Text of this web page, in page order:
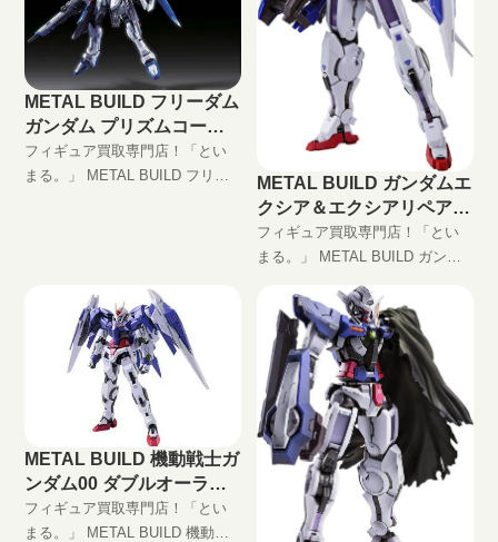
METAL BUILD フリーダム
ガンダム プリズムコート
Ver.の買取価格
フィギュア買取専門店！「とい
まる。」 METAL BUILD フリー
METAL BUILD ガンダムエ
クシア＆エクシアリペアIII
の買取価格
フィギュア買取専門店！「とい
まる。」 METAL BUILD ガンダ
価買取します！ 完全無料の宅配
買取でフィギュアをお買い取り
します！
METAL BUILD 機動戦士ガ
ンダム00 ダブルオーライ
ザーの買取価格
フィギュア買取専門店！「とい
まる。」 METAL BUILD 機動戦